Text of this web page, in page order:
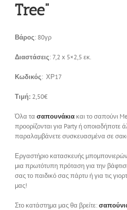
Tree”
Βάρος: 80γρ
Διαστάσεις: 7,2 x 5×2,5 εκ.
Κωδικός: ΧΡ17
Τιμή: 2,50€
Όλα τα σαπουνάκια και το σαπούνι
προορίζονται για Party ή
παραλαμβάνετε συσκευασμένα σε
Εργαστήριο κατασκευής
μια πρωτότυπη πρόταση για την
σας το παιδικό σας πάρτυ ή για τις
μας!
Στο κατάστημα μας θα βρείτε: